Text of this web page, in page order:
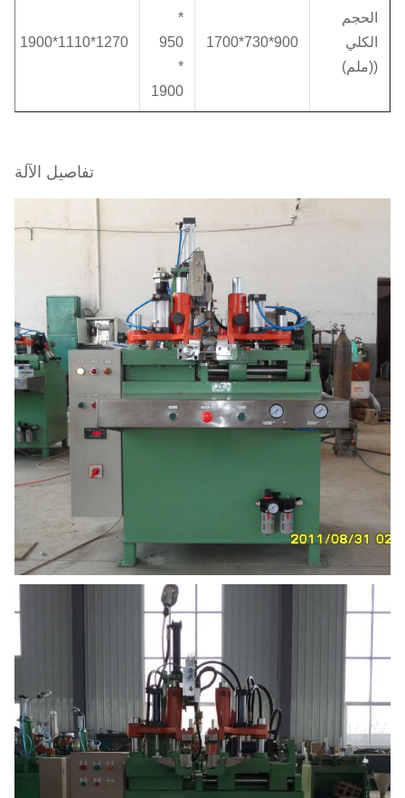
الحجم
الكلي
((ملم)
900*730*1700
*
950
*
1900
1270*1110*1900
تفاصيل الآلة